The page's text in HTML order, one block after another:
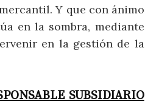
Y que con ánimo
en la sombra, mediante
en la gestión de la
SUBSIDIARIO